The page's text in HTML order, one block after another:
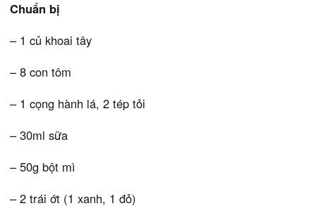
Chuẩn bị
– 1 củ khoai tây
– 8 con tôm
– 1 cọng hành lá, 2 tép tỏi
– 30ml sữa
– 50g bột mì
– 2 trái ớt (1 xanh, 1 đỏ)